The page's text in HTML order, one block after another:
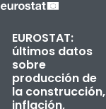
EUROSTAT:
últimos datos
sobre
producción de
la construcción,
inflación,